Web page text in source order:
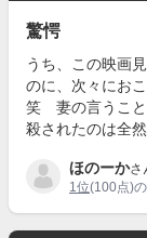
驚愕
うち、この映画
のに、次々にお
笑 妻の言うこと
殺されたのは全
ほのーかさ
1位(100点)